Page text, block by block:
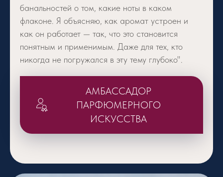
банальностей о том, какие ноты в каком
флаконе. Я объясняю, как аромат устроен и
как он работает — так, что это становится
понятным и применимым. Даже для тех, кто
никогда не погружался в эту тему глубоко".
АМБАССАДОР
ПАРФЮМЕРНОГО
ИСКУССТВА